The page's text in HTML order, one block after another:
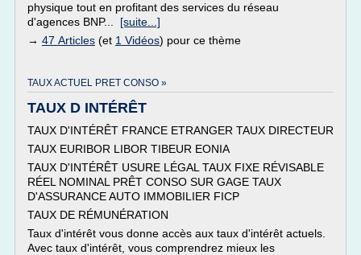
physique tout en profitant des services du réseau
d'agences BNP... [suite...]
→ 47 Articles (et 1 Vidéos) pour ce thème
TAUX ACTUEL PRET CONSO »
TAUX D INTÉRÊT
TAUX D'INTÉRÊT FRANCE ETRANGER TAUX DIRECTEUR
TAUX EURIBOR LIBOR TIBEUR EONIA
TAUX D'INTÉRÊT USURE LÉGAL TAUX FIXE RÉVISABLE
RÉEL NOMINAL PRÊT CONSO SUR GAGE TAUX
D'ASSURANCE AUTO IMMOBILIER FICP
TAUX DE RÉMUNÉRATION
Taux d'intérêt vous donne accès aux taux d'intérêt actuels.
Avec taux d'intérêt, vous comprendrez mieux les